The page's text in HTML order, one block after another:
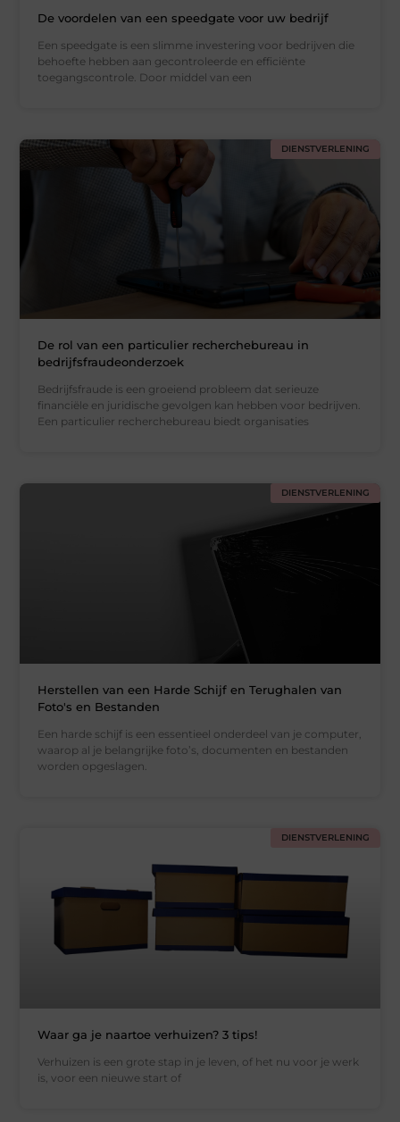
De voordelen van een speedgate voor uw bedrijf
Een speedgate is een slimme investering voor bedrijven die
behoefte hebben aan gecontroleerde en efficiënte
toegangscontrole. Door middel van een
DIENSTVERLENING
De rol van een particulier recherchebureau in
bedrijfsfraudeonderzoek
Bedrijfsfraude is een groeiend probleem dat serieuze
financiële en juridische gevolgen kan hebben voor bedrijven.
Een particulier recherchebureau biedt organisaties
DIENSTVERLENING
Herstellen van een Harde Schijf en Terughalen van
Foto's en Bestanden
Een harde schijf is een essentieel onderdeel van je computer,
waarop al je belangrijke foto’s, documenten en bestanden
worden opgeslagen.
DIENSTVERLENING
Waar ga je naartoe verhuizen? 3 tips!
Verhuizen is een grote stap in je leven, of het nu voor je werk
is, voor een nieuwe start of